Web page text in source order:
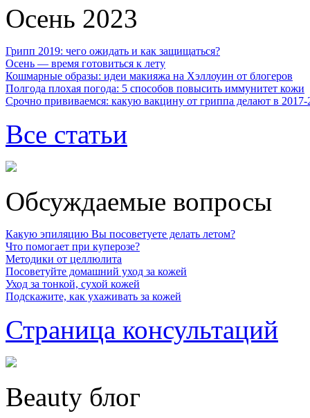
Осень 2023
Грипп 2019: чего ожидать и как защищаться?
Осень — время готовиться к лету
Кошмарные образы: идеи макияжа на Хэллоуин от блогеров
Полгода плохая погода: 5 способов повысить иммунитет кожи
Срочно прививаемся: какую вакцину от гриппа делают в 2017-
Все статьи
Обсуждаемые вопросы
Какую эпиляцию Вы посоветуете делать летом?
Что помогает при куперозе?
Методики от целлюлита
Посоветуйте домашний уход за кожей
Уход за тонкой, сухой кожей
Подскажите, как ухаживать за кожей
Страница консультаций
Beauty блог